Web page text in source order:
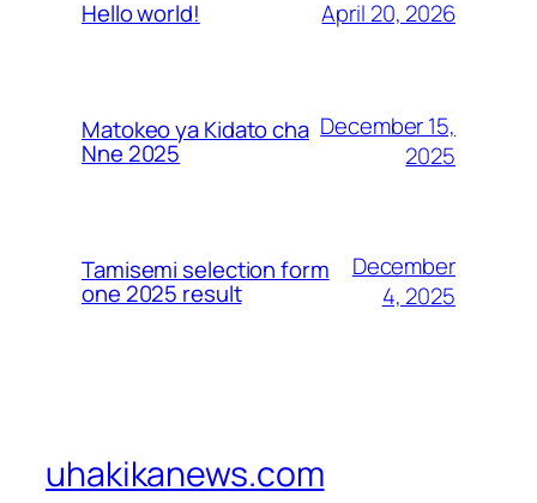
Hello world! April 20, 2026
Matokeo ya Kidato cha
Nne 2025
December 15,
2025
Tamisemi selection form
one 2025 result
December
4, 2025
uhakikanews.com